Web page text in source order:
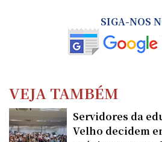
SIGA-NOS
VEJA TAMBÉM
Servidores da
Velho decidem